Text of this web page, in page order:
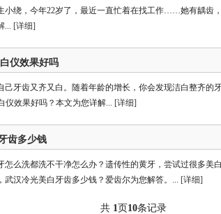
小绕，今年22岁了，最近一直忙着在找工作……她有龋齿
... [详细]
仪效果好吗
己牙齿又齐又白。随着年龄的增长，你会发现洁白整齐的
仪效果好吗？本文为您详解... [详细]
齿多少钱
怎么洗都洗不干净怎么办？遗传性的黄牙，尝试过很多美
武汉冷光美白牙齿多少钱？爱齿尔为您解答。... [详细]
共 1页10条记录